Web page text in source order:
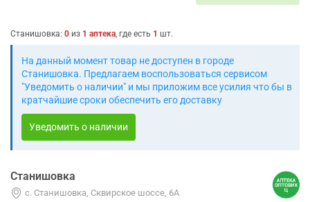
Станишовка: 0 из 1 аптека, где есть 1 шт.
На данный момент товар не доступен в городе
Станишовка. Предлагаем воспользоваться сервисом
"Уведомить о наличии" и мы приложим все усилия что бы в
кратчайшие сроки обеспечить его доставку
Уведомить о наличии
Станишовка
с. Станишовка, Сквирское шоссе, 6А